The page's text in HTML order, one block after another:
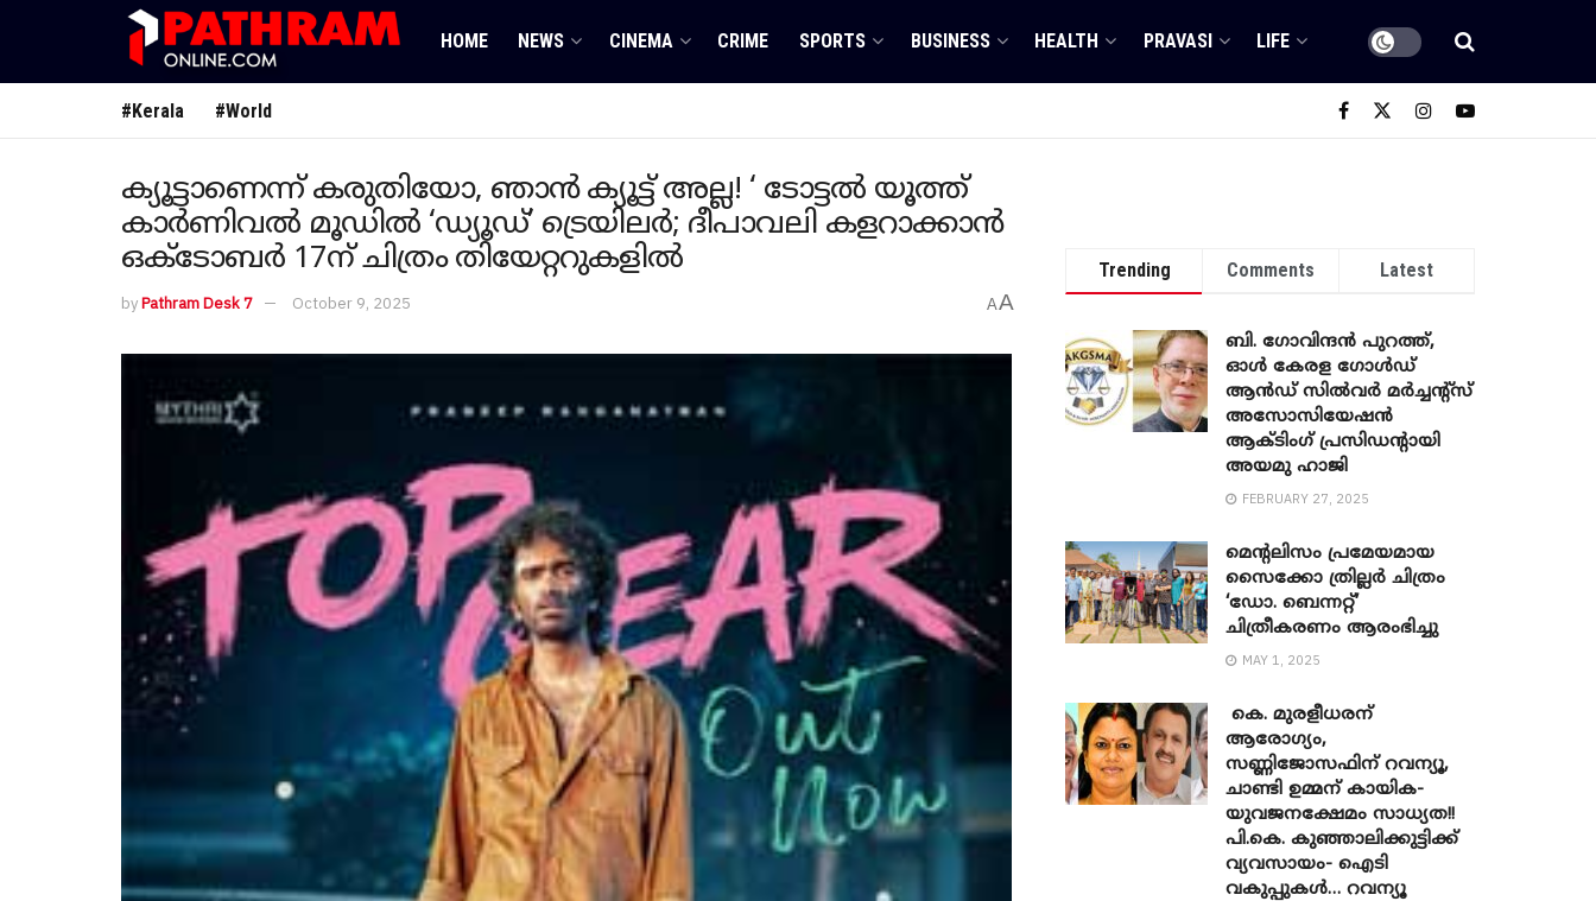
HOME NEWS CINEMA CRIME SPORTS BUSINESS HEALTH PRAVASI LIFE
#Kerala #World
ക്യൂട്ടാണെന്ന് കരുതിയോ, ഞാൻ ക്യൂട്ട് അല്ല! ‘ ടോട്ടൽ യൂത്ത്
കാർണിവൽ മൂഡിൽ ‘ഡ്യൂഡ്’ ട്രെയിലർ; ദീപാവലി കളറാക്കാൻ
ഒക്ടോബർ 17ന് ചിത്രം തിയേറ്ററുകളിൽ
byPathram Desk 7 October 9, 2025 AA
Trending Comments Latest
ബി. ​ഗോവിന്ദൻ പുറത്ത്,
ഓൾ കേരള ഗോൾഡ്
ആൻഡ് സിൽവർ മർച്ചന്റ്സ്
അസോസിയേഷൻ
ആക്ടിംഗ് പ്രസിഡന്റായി
അയമു ഹാജി
FEBRUARY 27, 2025
മെന്‍റലിസം പ്രമേയമായ
സൈക്കോ ത്രില്ലർ ചിത്രം
‘ഡോ. ബെന്നറ്റ്’
ചിത്രീകരണം ആരംഭിച്ചു
MAY 1, 2025
കെ. മുരളീധരന്
ആരോഗ്യം,
സണ്ണിജോസഫിന് റവന്യൂ,
ചാണ്ടി ഉമ്മന് കായിക-
യുവജനക്ഷേമം സാധ്യത!!
പി.കെ. കുഞ്ഞാലിക്കുട്ടിക്ക്
വ്യവസായം- ഐടി
വകുപ്പുകൾ… റവന്യൂ